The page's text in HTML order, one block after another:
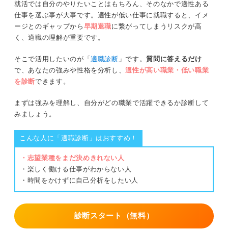
就活では自分のやりたいことはもちろん、そのなかで適性ある
仕事を選ぶ事が大事です。適性が低い仕事に就職すると、イメ
ージとのギャップから 早期退職に繋がってしまうリスクが高
く、適職の理解が重要です。
そこで活用したいのが「適職診断 」です。質問に答えるだけ
で、あなたの強みや性格を分析し、適性が高い職業・低い職業
を診断できます。
まずは強みを理解し、自分がどの職業で活躍できるか診断して
みましょう。
こんな人に「適職診断」はおすすめ！
・志望業種をまだ決めきれない人
・楽しく働ける仕事がわからない人
・時間をかけずに自己分析をしたい人
診断スタート（無料）